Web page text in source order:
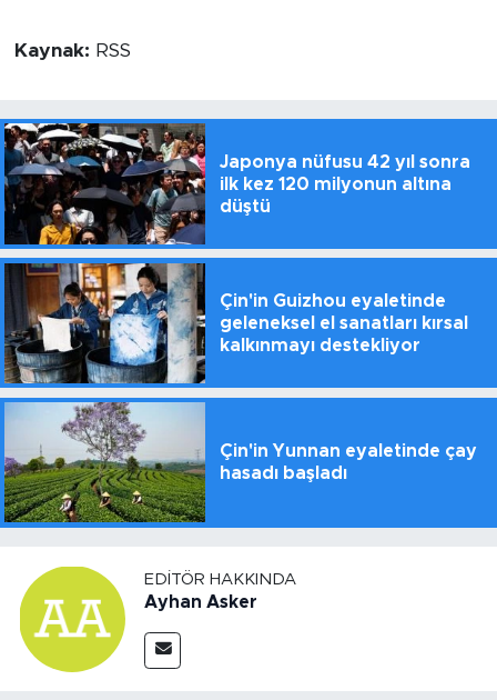
Kaynak: RSS
Japonya nüfusu 42 yıl sonra
ilk kez 120 milyonun altına
düştü
Çin'in Guizhou eyaletinde
geleneksel el sanatları kırsal
kalkınmayı destekliyor
Çin'in Yunnan eyaletinde çay
hasadı başladı
EDITÖR HAKKINDA
Ayhan Asker